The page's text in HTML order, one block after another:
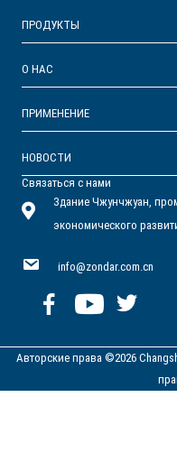
ПРОДУКТЫ
О НАС
ПРИМЕНЕНИЕ
НОВОСТИ
Связаться с нами
Здание Чжунчжуан,
экономического
info@zondar.com.cn
Авторские права ©2026